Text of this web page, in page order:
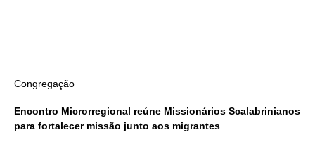
Congregação
Encontro Microrregional reúne Missionários Scalabrinianos
para fortalecer missão junto aos migrantes